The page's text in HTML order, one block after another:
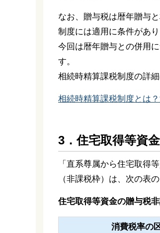
なお、贈与税は暦年贈与
制度には適用に条件があり
今回は暦年贈与との併用
す。
相続時精算課税制度の詳
相続時精算課税制度とは
3．住宅取得等資
「直系尊属から住宅取得
（非課税枠）は、次の表
住宅取得等資金の贈与税
消費税率の